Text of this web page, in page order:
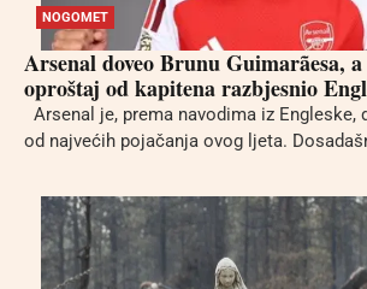
NOGOMET
Arsenal doveo Brunu Guimarãesa, a
oproštaj od kapitena razbjesnio
Arsenal je, prema navodima iz Engleske,
od najvećih pojačanja ovog ljeta.